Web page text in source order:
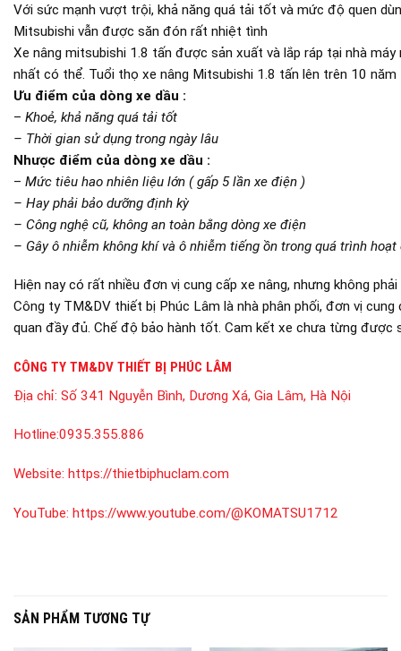
Với sức mạnh vượt trội, khả năng quá tải tốt và mức độ quen
Mitsubishi vẫn được săn đón rất nhiệt tình
Xe nâng mitsubishi 1.8 tấn được sản xuất và lắp ráp tại nhà
nhất có thể. Tuổi thọ xe nâng Mitsubishi 1.8 tấn lên trên 10 năm
Ưu điểm của dòng xe dầu :
– Khoẻ, khả năng quá tải tốt
– Thời gian sử dụng trong ngày lâu
Nhược điểm của dòng xe dầu :
– Mức tiêu hao nhiên liệu lớn ( gấp 5 lần xe điện )
– Hay phải bảo dưỡng định kỳ
– Công nghệ cũ, không an toàn bằng dòng xe điện
– Gây ô nhiễm không khí và ô nhiễm tiếng ồn trong quá trình hoạt
Hiện nay có rất nhiều đơn vị cung cấp xe nâng, nhưng không
Công ty TM&DV thiết bị Phúc Lâm là nhà phân phối, đơn vị
quan đầy đủ. Chế độ bảo hành tốt. Cam kết xe chưa từng được
CÔNG TY TM&DV THIẾT BỊ PHÚC LÂM
Địa chỉ: Số 341 Nguyễn Bình, Dương Xá, Gia Lâm, Hà Nội
Hotline:0935.355.886
Website: https://thietbiphuclam.com
YouTube: https://www.youtube.com/@KOMATSU1712
SẢN PHẨM TƯƠNG TỰ